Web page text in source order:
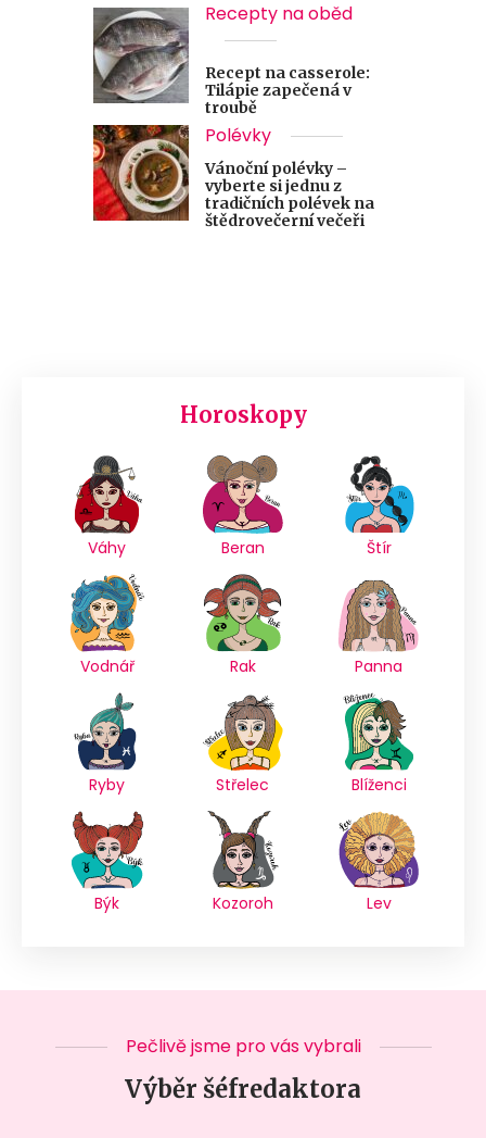
Recepty na oběd
Recept na casserole:
Tilápie zapečená v
troubě
Polévky
Vánoční polévky –
vyberte si jednu z
tradičních polévek na
štědrovečerní večeři
Horoskopy
Váhy Beran Štír
Vodnář Rak Panna
Ryby Střelec Blíženci
Býk Kozoroh Lev
Pečlivě jsme pro vás vybrali
Výběr šéfredaktora